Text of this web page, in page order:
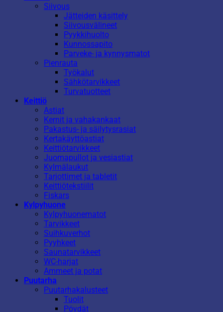
Siivous
Jätteiden käsittely
Siivousvälineet
Pyykkihuolto
Kunnossapito
Parveke- ja kynnysmatot
Pienrauta
Työkalut
Sähkötarvikkeet
Turvatuotteet
Keittiö
Astiat
Kernit ja vahakankaat
Pakastus- ja säilytysrasiat
Kertakäyttöastiat
Keittiötarvikkeet
Juomapullot ja vesiastiat
Kylmälaukut
Tarjottimet ja tabletit
Keittiötekstiilit
Fiskars
Kylpyhuone
Kylpyhuonematot
Tarvikkeet
Suihkuverhot
Pyyhkeet
Saunatarvikkeet
WC-harjat
Ammeet ja potat
Puutarha
Puutarhakalusteet
Tuolit
Pöydät